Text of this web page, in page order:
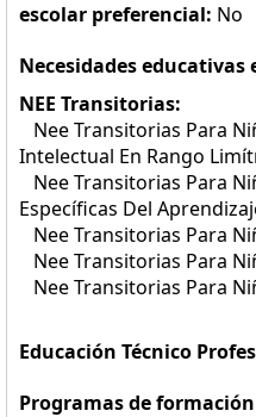
escolar preferencial: No
Necesidades educativas
NEE Transitorias:
Nee Transitorias Para
Intelectual En Rango
Nee Transitorias Para
Específicas Del
Nee Transitorias Para
Nee Transitorias Para
Nee Transitorias Para
Educación Técnico
Programas de formación